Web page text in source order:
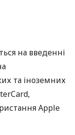
на введенні
та іноземних
Apple